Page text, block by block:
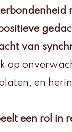
van
op
en
een rol in